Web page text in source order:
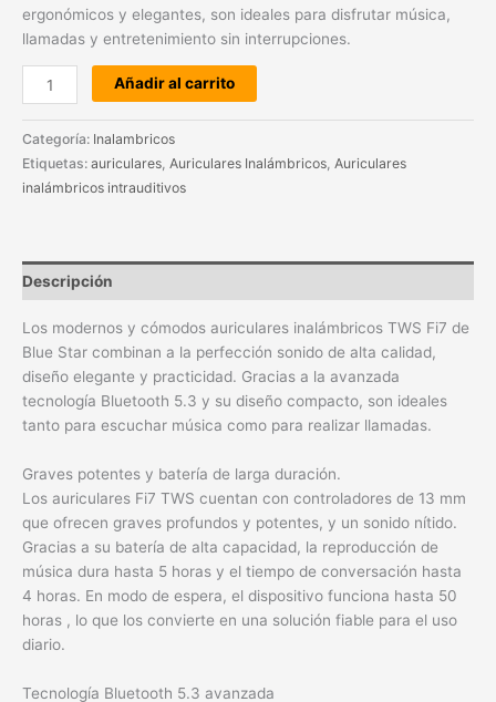
ergonómicos y elegantes, son ideales para disfrutar música,
llamadas y entretenimiento sin interrupciones.
Añadir al carrito
Categoría: Inalambricos
Etiquetas: auriculares Auriculares Inalámbricos Auriculares
inalámbricos intrauditivos
Descripción
Los modernos y cómodos auriculares inalámbricos TWS Fi7 de
Blue Star combinan a la perfección sonido de alta calidad,
diseño elegante y practicidad. Gracias a la avanzada
tecnología Bluetooth 5.3 y su diseño compacto, son ideales
tanto para escuchar música como para realizar llamadas.
Graves potentes y batería de larga duración.
Los auriculares Fi7 TWS cuentan con controladores de 13 mm
que ofrecen graves profundos y potentes, y un sonido nítido.
Gracias a su batería de alta capacidad, la reproducción de
música dura hasta 5 horas y el tiempo de conversación hasta
4 horas. En modo de espera, el dispositivo funciona hasta 50
horas , lo que los convierte en una solución fiable para el uso
diario.
Tecnología Bluetooth 5.3 avanzada